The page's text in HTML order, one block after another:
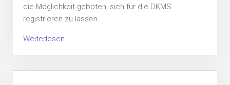
die Möglichkeit geboten, sich für die DKMS
registrieren zu lassen.
Weiterlesen